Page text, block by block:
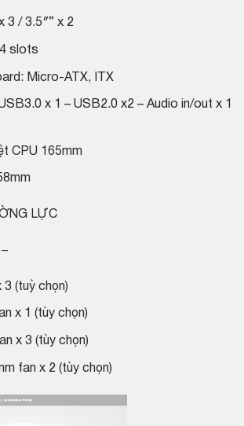
3 / 3.5″” x 2
slots
Micro-ATX, ITX
x 1 – USB2.0 x2 – Audio in/out x 1
CPU 165mm
LỰC
3 (tuỳ chọn)
x 1 (tùy chọn)
x 3 (tùy chọn)
fan x 2 (tùy chọn)